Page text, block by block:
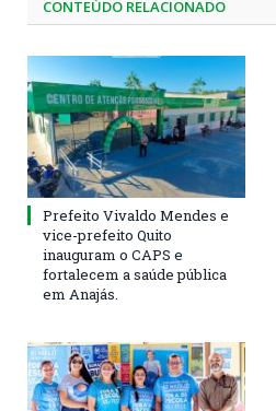
CONTEÚDO RELACIONADO
Prefeito Vivaldo Mendes e
vice-prefeito Quito
inauguram o CAPS e
fortalecem a saúde pública
em Anajás.